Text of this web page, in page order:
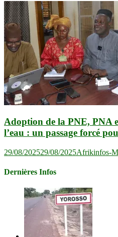
Adoption de la PNE, PNA
l’eau : un passage forcé
29/08/202529/08/2025Afrikinfos-
Dernières Infos